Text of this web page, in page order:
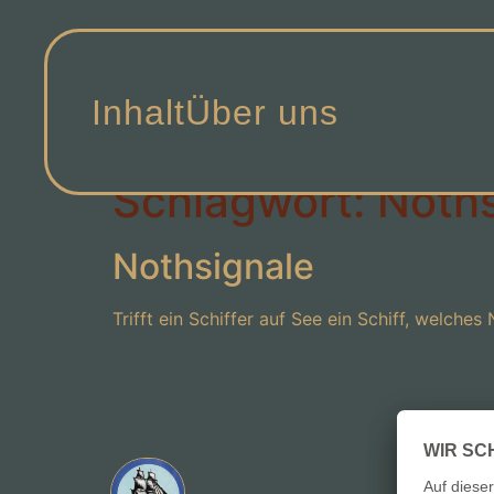
InhaltÜber uns
Schlagwort:
Nothsignale
Trifft ein Schiffer auf See ein Schiff,